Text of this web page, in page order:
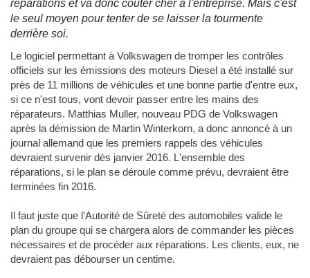
réparations et va donc coûter cher à l'entreprise. Mais c'est
le seul moyen pour tenter de se laisser la tourmente
derrière soi.
Le logiciel permettant à Volkswagen de tromper les contrôles
officiels sur les émissions des moteurs Diesel a été installé sur
près de 11 millions de véhicules et une bonne partie d'entre eux,
si ce n'est tous, vont devoir passer entre les mains des
réparateurs. Matthias Muller, nouveau PDG de Volkswagen
après la démission de Martin Winterkorn, a donc annoncé à un
journal allemand que les premiers rappels des véhicules
devraient survenir dès janvier 2016. L'ensemble des
réparations, si le plan se déroule comme prévu, devraient être
terminées fin 2016.
Il faut juste que l'Autorité de Sûreté des automobiles valide le
plan du groupe qui se chargera alors de commander les pièces
nécessaires et de procéder aux réparations. Les clients, eux, ne
devraient pas débourser un centime.